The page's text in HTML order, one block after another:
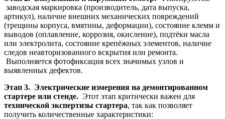
заводская маркировка (производитель, дата выпуска,
артикул), наличие внешних механических повреждений
(трещины корпуса, вмятины, деформации), состояние клемм и
выводов (оплавление, коррозия, окисление), подтёки масла
или электролита, состояние крепёжных элементов, наличие
следов неавторизованного вскрытия или ремонта.
Выполняется фотофиксация всех значимых узлов и
выявленных дефектов.
Этап 3. Электрические измерения на демонтированном
стартере или стенде. Этот этап критически важен для
технической экспертизы стартера, так как позволяет
получить количественные характеристики: